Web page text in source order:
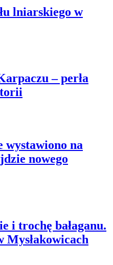
lniarskiego w
– perła
wystawiono na
nowego
i trochę bałaganu.
Mysłakowicach